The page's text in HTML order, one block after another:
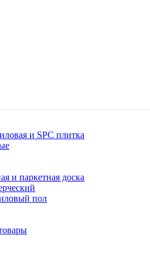
и SPC плитка
и паркетная доска
пол